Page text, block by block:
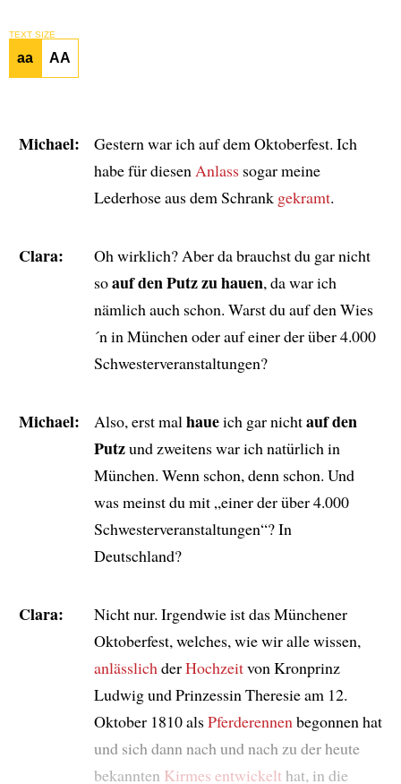
TEXT SIZE
aa AA
Michael:
Gestern war ich auf dem Oktoberfest. Ich
habe für diesen Anlasssogar meine
Lederhose aus dem Schrank gekramt.
Clara:
Oh wirklich? Aber da brauchst du gar nicht
soauf den Putz zu hauen, da war ich
nämlich auch schon. Warst du auf den Wies
´n in München oder auf einer der über 4.000
Schwesterveranstaltungen?
Michael: Also, erst mal haueich gar nichtauf den
Putzund zweitens war ich natürlich in
München. Wenn schon, denn schon. Und
was meinst du mit „einer der über 4.000
Schwesterveranstaltungen“? In
Deutschland?
Clara:
Nicht nur. Irgendwie ist das Münchener
Oktoberfest, welches, wie wir alle wissen,
anlässlich derHochzeitvon Kronprinz
Ludwig und Prinzessin Theresie am 12.
Oktober 1810 alsPferderennen begonnen hat
und sich dann nach und nach zu der heute
bekannten Kirmes entwickelt hat, in die